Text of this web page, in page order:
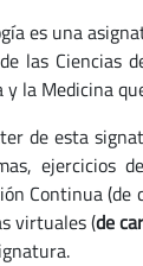
es una
las Ciencias
y la Medicina
de esta
ejercicios
Continua
virtuales (de